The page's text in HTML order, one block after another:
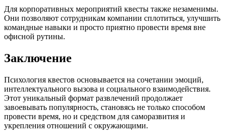
Для корпоративных мероприятий квесты также незаменимы.
Они позволяют сотрудникам компании сплотиться, улучшить
командные навыки и просто приятно провести время вне
офисной рутины.
Заключение
Психология квестов основывается на сочетании эмоций,
интеллектуального вызова и социального взаимодействия.
Этот уникальный формат развлечений продолжает
завоевывать популярность, становясь не только способом
провести время, но и средством для саморазвития и
укрепления отношений с окружающими.